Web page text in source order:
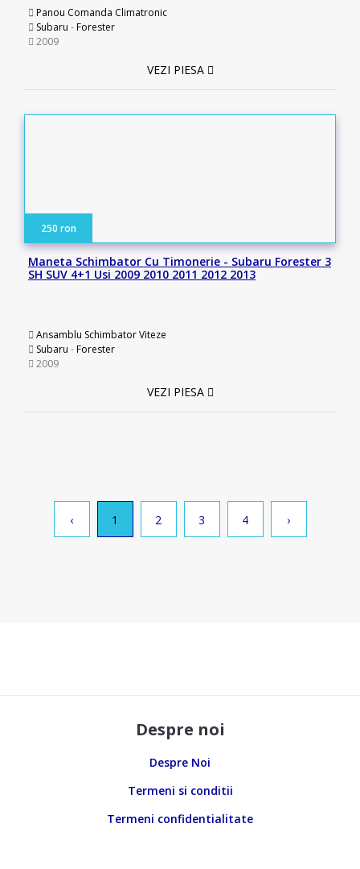
Panou Comanda Climatronic
Subaru -Forester
2009
VEZI PIESA
250 ron
Maneta Schimbator Cu Timonerie - Subaru Forester 3
SH SUV 4+1 Usi 2009 2010 2011 2012 2013
Ansamblu Schimbator Viteze
Subaru -Forester
2009
VEZI PIESA
‹ 1 2 3 4 ›
Despre noi
Despre Noi
Termeni si conditii
Termeni confidentialitate